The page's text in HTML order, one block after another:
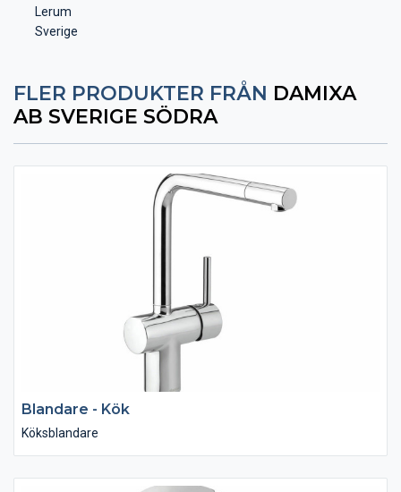
Lerum
Sverige
FLER PRODUKTER FRÅN DAMIXA
AB SVERIGE SÖDRA
Blandare - Kök
Köksblandare